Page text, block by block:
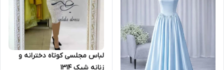
لباس مجلسی کوتاه دخترانه و
زنانه شیک ۱۳۱۴